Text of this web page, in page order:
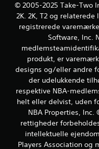
© 2005-2025 Take-Two
2K. 2K, T2 og
registrerede
Software, Inc.
produkt, er
designs og/eller andre
der udelukkende
respektive NBA-
helt eller delvist, uden
NBA Properties, Inc.
rettigheder
intellektuelle
Players Association og